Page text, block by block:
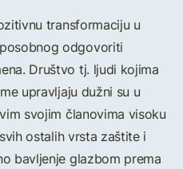
transformaciju u
odgovoriti
Društvo tj. ljudi kojima
upravljaju dužni su u
svojim članovima visoku
ostalih vrsta zaštite i
bavljenje glazbom prema